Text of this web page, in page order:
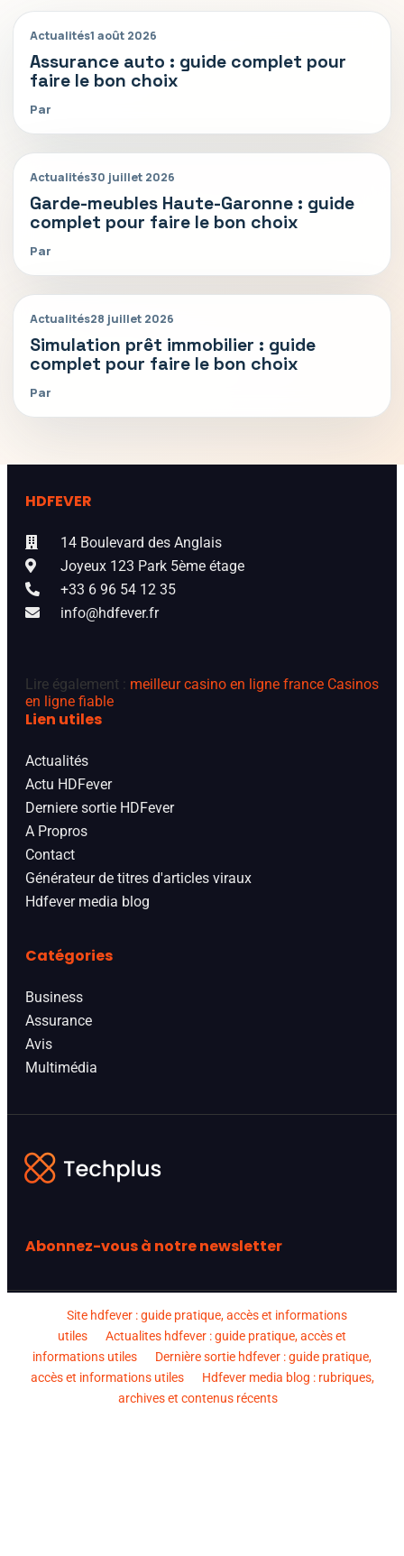
Actualités1 août 2026
Assurance auto : guide complet pour
faire le bon choix
Par
Actualités30 juillet 2026
Garde-meubles Haute-Garonne : guide
complet pour faire le bon choix
Par
Actualités28 juillet 2026
Simulation prêt immobilier : guide
complet pour faire le bon choix
Par
HDFEVER
14 Boulevard des Anglais
Joyeux 123 Park 5ème étage
+33 6 96 54 12 35
info@hdfever.fr
Lire également : meilleur casino en ligne france Casinos
en ligne fiable
Lien utiles
Actualités
Actu HDFever
Derniere sortie HDFever
A Propros
Contact
Générateur de titres d'articles viraux
Hdfever media blog
Catégories
Business
Assurance
Avis
Multimédia
Abonnez-vous à notre newsletter
Site hdfever : guide pratique, accès et informations
utiles
Actualites hdfever : guide pratique, accès et
informations utiles
Dernière sortie hdfever : guide pratique,
accès et informations utiles
Hdfever media blog : rubriques,
archives et contenus récents